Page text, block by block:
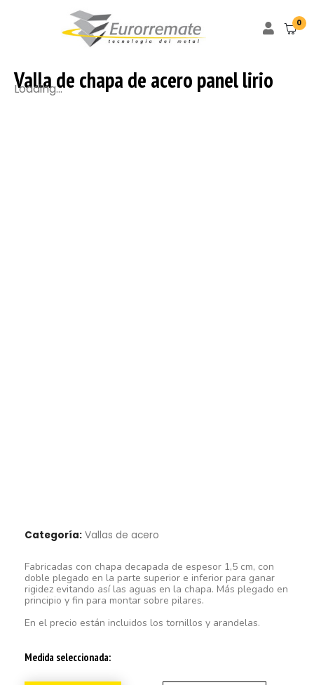
0
Valla de chapa de acero panel lirio
Loading...
Categoría: Vallas de acero
Fabricadas con chapa decapada de espesor 1,5 cm, con
doble plegado en la parte superior e inferior para ganar
rigidez evitando así las aguas en la chapa. Más plegado en
principio y fin para montar sobre pilares.
En el precio están incluidos los tornillos y arandelas.
Medida seleccionada: